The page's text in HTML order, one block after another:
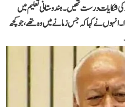
شکایات درست تھیں۔ ہندوستانی تعلیم میں
نے کہا کہ جس زمانے میں وہ تھے،جو کچھ